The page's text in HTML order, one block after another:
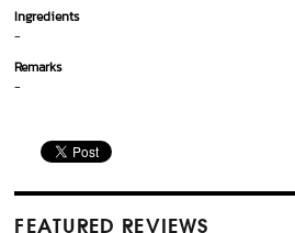
Ingredients
-
Remarks
-
FEATURED REVIEWS